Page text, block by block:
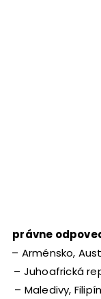
Správne
1 – Arménsko,
2 – Juhoafrická
3 – Maledivy,